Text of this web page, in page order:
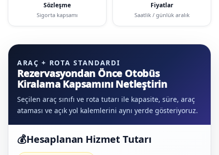
Sözleşme
Sigorta kapsamı
Fiyatlar
Saatlik / günlük aralık
ARAÇ + ROTA STANDARDI
Rezervasyondan Önce Otobüs
Kiralama Kapsamını Netleştirin
Seçilen araç sınıfı ve rota tutarı ile kapasite, süre, araç
ataması ve açık yol kalemlerini aynı yerde gösteriyoruz.
💰Hesaplanan Hizmet Tutarı